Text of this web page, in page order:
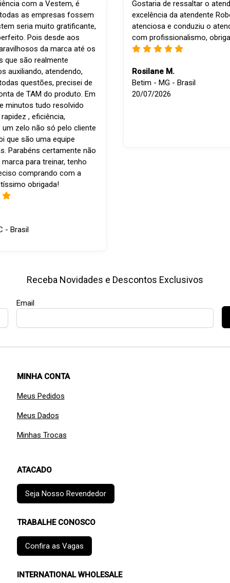
com a Vestem, é
as empresas fossem
seria muito gratificante,
Pois desde aos
da marca até os
que são realmente
auxiliando, atendendo,
questões, precisei de
de TAM do produto. Em
minutos tudo resolvido
, eficiência,
um zelo não só pelo cliente
que são uma equipe
Parabéns certamente não
para treinar, tenho
comprando com a
obrigada!
- Brasil
Gostaria de ressaltar o
excelência da atendente
atenciosa e conduziu o
com profissionalismo,
Rosilane M.
Betim - MG - Brasil
20/07/2026
Receba Novidades e Descontos Exclusivos
Email
MINHA CONTA
Meus Pedidos
Meus Dados
Minhas Trocas
ATACADO
Seja Nosso Revendedor
TRABALHE CONOSCO
Confira as Vagas
INTERNATIONAL WHOLESALE